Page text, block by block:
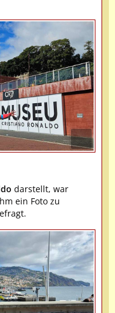
darstellt, war
ein Foto zu